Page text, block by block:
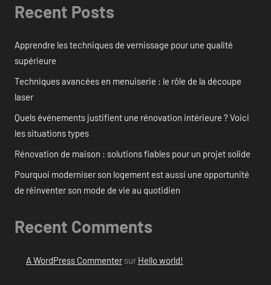
Recent Posts
Apprendre les techniques de vernissage pour une qualité
supérieure
Techniques avancées en menuiserie : le rôle de la découpe
laser
Quels événements justifient une rénovation intérieure ? Voici
les situations types
Rénovation de maison : solutions fiables pour un projet solide
Pourquoi moderniser son logement est aussi une opportunité
de réinventer son mode de vie au quotidien
Recent Comments
A WordPress Commentersur Hello world!